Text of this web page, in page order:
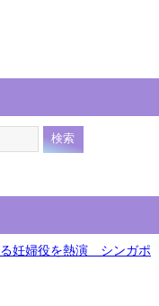
妊婦役を熱演 シンガポ